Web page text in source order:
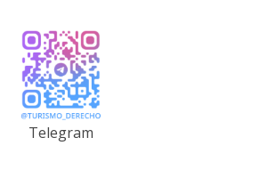
Telegram